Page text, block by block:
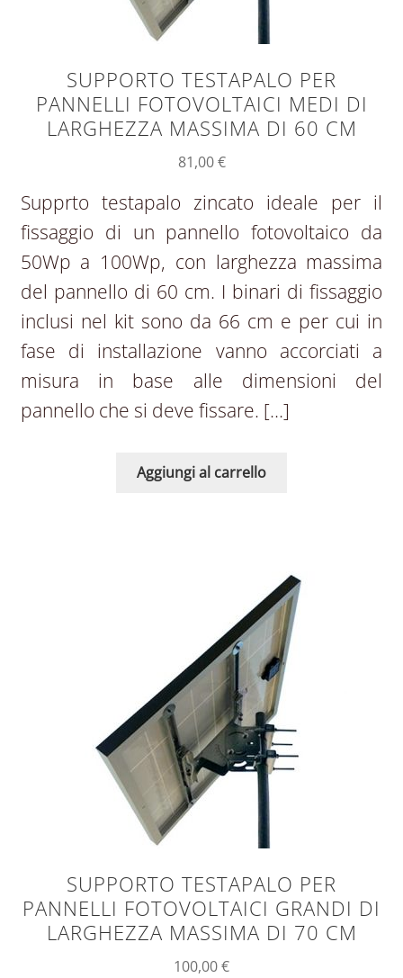
SUPPORTO TESTAPALO PER
PANNELLI FOTOVOLTAICI MEDI DI
LARGHEZZA MASSIMA DI 60 CM
81,00€
Supprto testapalo zincato ideale per il
fissaggio di un pannello fotovoltaico da
50Wp a 100Wp, con larghezza massima
del pannello di 60 cm. I binari di fissaggio
inclusi nel kit sono da 66 cm e per cui in
fase di installazione vanno accorciati a
misura in base alle dimensioni del
pannello che si deve fissare. […]
Aggiungi al carrello
SUPPORTO TESTAPALO PER
PANNELLI FOTOVOLTAICI GRANDI DI
LARGHEZZA MASSIMA DI 70 CM
100,00€